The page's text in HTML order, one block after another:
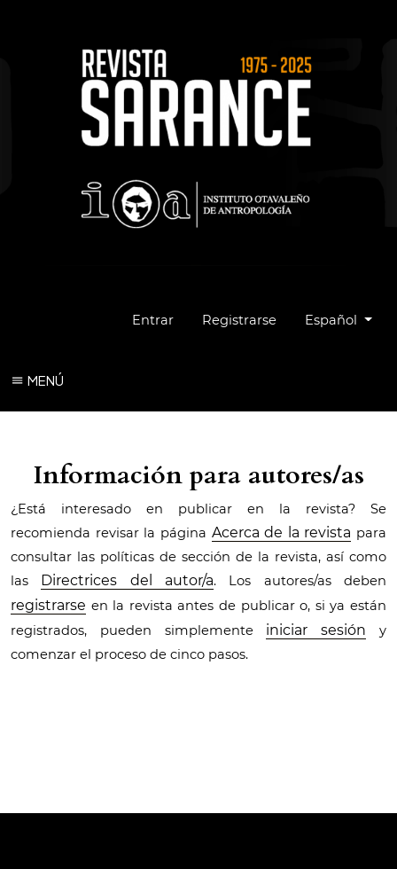
Entrar Registrarse Cambiar el
Español
MENÚ
Información para autores/as
¿Está interesado en publicar en la revista? Se
recomienda revisar la página Acerca de la revista para
consultar las políticas de sección de la revista, así como
las
Directrices del autor/a. Los autores/as deben
registrarse en la revista antes de publicar o, si ya están
registrados, pueden simplemente iniciar sesión y
comenzar el proceso de cinco pasos.